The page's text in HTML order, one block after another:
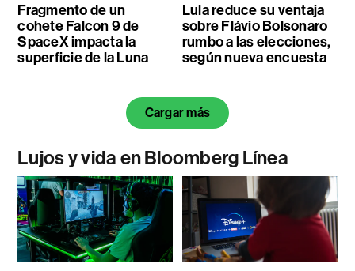
Fragmento de un
cohete Falcon 9 de
SpaceX impacta la
superficie de la Luna
Lula reduce su ventaja
sobre Flávio Bolsonaro
rumbo a las elecciones,
según nueva encuesta
Cargar más
Lujos y vida en Bloomberg Línea